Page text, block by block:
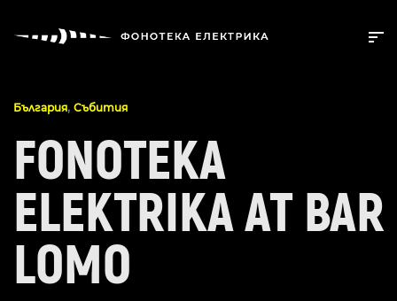
България, Събития
FONOTEKA
ELEKTRIKA AT BAR
LOMO